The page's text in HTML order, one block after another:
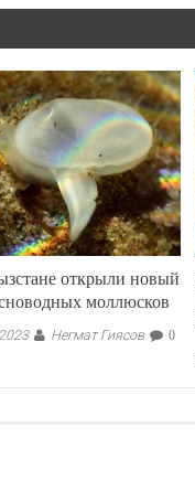
открыли новый
моллюсков
Негмат Гиясов 0